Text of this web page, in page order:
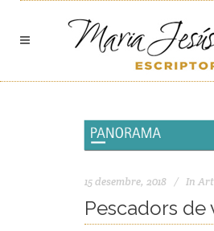
15 desembre, 2018 In
Pescadors de